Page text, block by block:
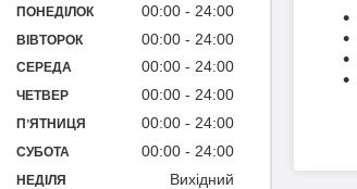
ПОНЕДІЛОК 00:00 24:00
ВІВТОРОК 00:00 24:00
СЕРЕДА 00:00 24:00
ЧЕТВЕР 00:00 24:00
ПʼЯТНИЦЯ 00:00 24:00
СУБОТА 00:00 24:00
НЕДІЛЯ Вихідний